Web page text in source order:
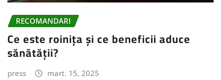
RECOMANDARI
Ce este roinița și ce beneficii aduce
sănătății?
press mart. 15, 2025